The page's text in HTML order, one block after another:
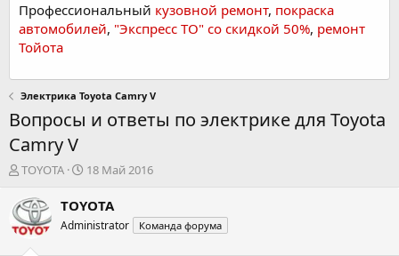
Профессиональный кузовной ремонт, покраска
автомобилей, "Экспресс ТО" со скидкой 50%, ремонт
Тойота
Электрика Toyota Camry V
Вопросы и ответы по электрике для Toyota
Camry V
А
т
о
р
TOYOTA
Д
т
н
18 Май 2016
TOYOTA
Administrator Команда форума